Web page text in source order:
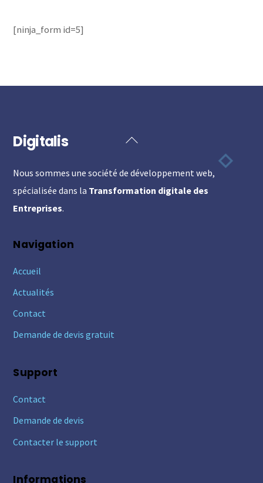
[ninja_form id=5]
Back
Top
Digitalis
Nous sommes une société de développement web,
spécialisée dans la Transformation digitale des
Entreprises.
Navigation
Accueil
Actualités
Contact
Demande de devis gratuit
Support
Contact
Demande de devis
Contacter le support
Informations